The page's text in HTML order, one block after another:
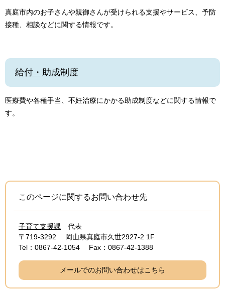
真庭市内のお子さんや親御さんが受けられる支援やサービス、予防
接種、相談などに関する情報です。
給付・助成制度
医療費や各種手当、不妊治療にかかる助成制度などに関する情報で
す。
このページに関するお問い合わせ先
子育て支援課
代表
〒719-3292
岡山県真庭市久世2927-2 1F
Tel：0867-42-1054
Fax：0867-42-1388
メールでのお問い合わせはこちら